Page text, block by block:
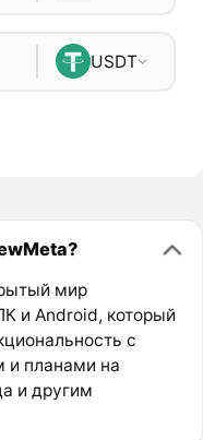
USDT
мир
и Android, который
с
и планами на
и другим